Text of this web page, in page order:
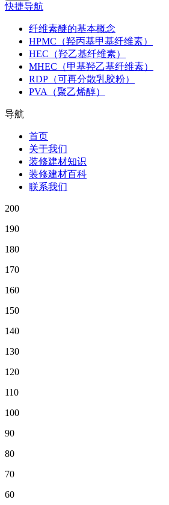
快捷导航
纤维素醚的基本概念
HPMC（羟丙基甲基纤维素）
HEC（羟乙基纤维素）
MHEC（甲基羟乙基纤维素）
RDP（可再分散乳胶粉）
PVA（聚乙烯醇）
导航
首页
关于我们
装修建材知识
装修建材百科
联系我们
200
190
180
170
160
150
140
130
120
110
100
90
80
70
60